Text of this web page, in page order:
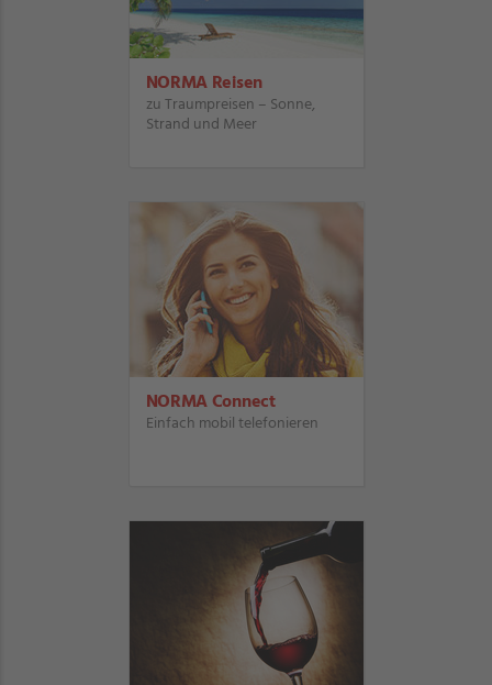
NORMA Reisen
zu Traumpreisen – Sonne,
Strand und Meer
NORMA Connect
Einfach mobil telefonieren